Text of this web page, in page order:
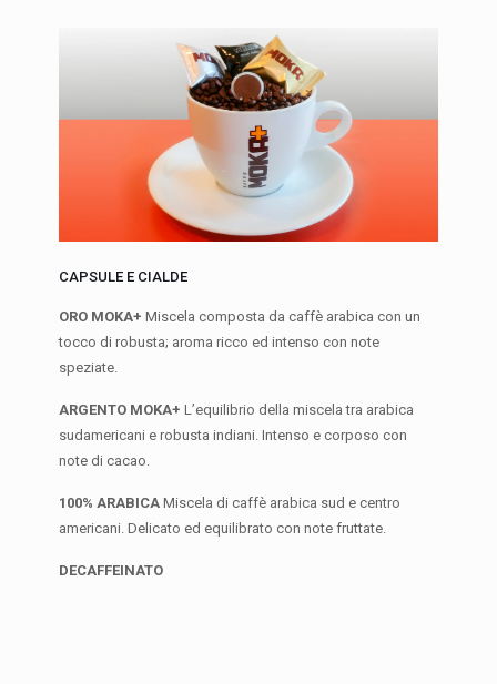
CAPSULE E CIALDE
ORO MOKA+ Miscela composta da caffè arabica con un
tocco di robusta; aroma ricco ed intenso con note
speziate.
ARGENTO MOKA+ L’equilibrio della miscela tra arabica
sudamericani e robusta indiani. Intenso e corposo con
note di cacao.
100% ARABICA Miscela di caffè arabica sud e centro
americani. Delicato ed equilibrato con note fruttate.
DECAFFEINATO